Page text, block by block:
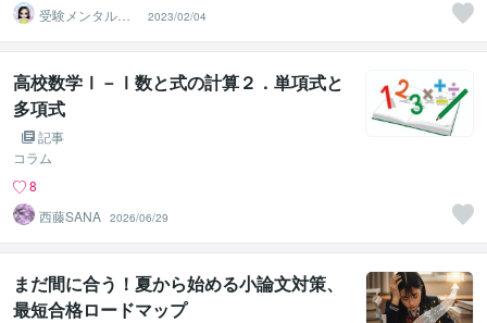
受験メンタルト
レーナー イロ
ハル
2023/02/04
高校数学Ⅰ－Ⅰ数と式の計算２．単項式と
多項式
記事
コラム
8
西藤SANA 2026/06/29
まだ間に合う！夏から始める小論文対策、
最短合格ロードマップ